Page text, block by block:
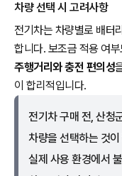
차량 선택 시 고려사항
전기차는 차량별로 배터
합니다. 보조금 적용 여
주행거리와 충전 편의성
이 합리적입니다.
전기차 구매 전, 산청
차량을 선택하는 것
실제 사용 환경에서